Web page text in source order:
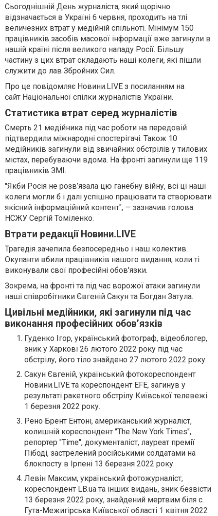
Сьогоднішній День журналіста, який щорічно
відзначається в Україні 6 червня, проходить на тлі
величезних втрат у медійній спільноті. Мінімум 150
працівників засобів масової інформації вже загинули в
нашій країні після великого нападу Росії. Більшу
частину з цих втрат складають наші колеги, які пішли
служити до лав Збройних Сил.
Про це повідомляє Новини.LIVE з посиланням на
сайт Національної спілки журналістів України.
Статистика втрат серед журналістів
Смерть 21 медійника під час роботи на передовій
підтвердили міжнародні спостерігачі. Також 10
медійників загинули від звичайних обстрілів у тилових
містах, перебуваючи вдома. На фронті загинули ще 119
працівників ЗМІ.
"Якби Росія не розв’язала цю ганебну війну, всі ці наші
колеги могли б і далі успішно працювати та створювати
якісний інформаційний контент", — зазначив голова
НСЖУ Сергій Томіленко.
Втрати редакції Новини.LIVE
Трагедія зачепила безпосередньо і наш колектив.
Окупанти вбили працівників нашого видання, коли ті
виконували свої професійні обов'язки.
Зокрема, на фронті та під час ворожої атаки загинули
наші співробітники Євгеній Сакун та Богдан Затула.
Цивільні медійники, які загинули під час
виконання професійних обов’язків
Гуденко Ігор, український фотограф, відеоблогер,
зник у Харкові 26 лютого 2022 року під час
обстрілу, його тіло знайдено 27 лютого 2022 року.
Сакун Євгеній, український фотокореспондент
Новини.LIVE та кореспондент EFE, загинув у
результаті ракетного обстрілу Київської телевежі
1 березня 2022 року.
Рено Брент Ентоні, американський журналіст,
колишній кореспондент "The New York Times",
репортер "Time", документаліст, лауреат премії
Пібоді, застрелений російськими солдатами на
блокпосту в Ірпені 13 березня 2022 року.
Левін Максим, український фотожурналіст,
кореспондент LB.ua та інших видань, зник безвісти
13 березня 2022 року, знайдений мертвим біля с.
Гута-Межигірська Київської області 1 квітня 2022